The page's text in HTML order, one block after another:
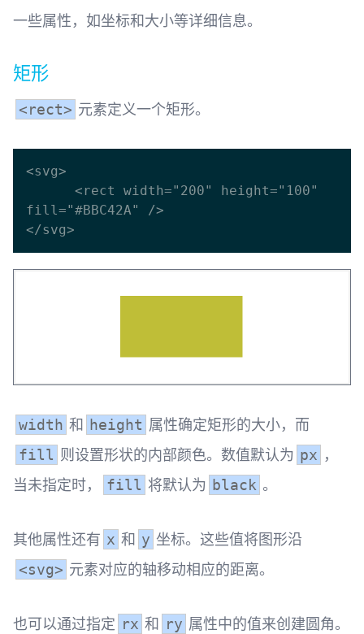
一些属性，如坐标和大小等详细信息。
矩形
<rect> 元素定义一个矩形。
<svg>
fill="#BBC42A" />
width 和 height 属性确定矩形的大小，而
fill 则设置形状的内部颜色。数值默认为 px ，
当未指定时，
fill 将默认为 black 。
其他属性还有 x 和 y 坐标。这些值将图形沿
<svg> 元素对应的轴移动相应的距离。
也可以通过指定 rx 和 ry 属性中的值来创建圆角。